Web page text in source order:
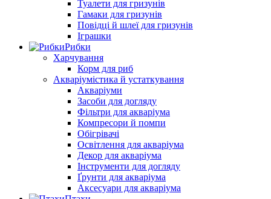
Туалети для гризунів
Гамаки для гризунів
Повідці й шлеї для гризунів
Іграшки
Рибки
Харчування
Корм для риб
Акваріумістика й устаткування
Акваріуми
Засоби для догляду
Фільтри для акваріума
Компресори й помпи
Обігрівачі
Освітлення для акваріума
Декор для акваріума
Інструменти для догляду
Ґрунти для акваріума
Аксесуари для акваріума